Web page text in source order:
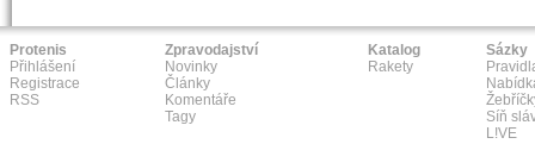
Protenis
Přihlášení
Registrace
RSS
Zpravodajství
Novinky
Články
Komentáře
Tagy
Katalog
Rakety
Sázky
Síň
L!VE